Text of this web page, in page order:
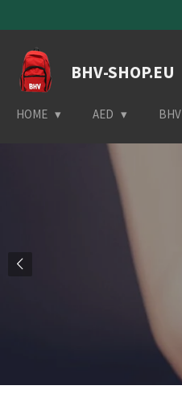
direct
naar
hoofdinhoud
BHV-SHOP.EU
HOME AED BHV